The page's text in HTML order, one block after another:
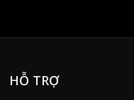
HỖ TRỢ